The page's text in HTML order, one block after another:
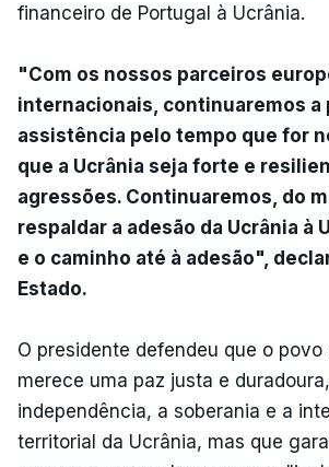
financeiro de Portugal à Ucrânia.
"Com os nossos parceiros
internacionais, continuaremos a
assistência pelo tempo que for
que a Ucrânia seja forte e
agressões. Continuaremos, do
respaldar a adesão da Ucrânia à
e o caminho até à adesão",
Estado.
O presidente defendeu que o povo
merece uma paz justa e
independência, a soberania e a
territorial da Ucrânia, mas que